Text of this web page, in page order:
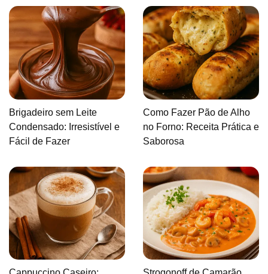
Brigadeiro sem Leite
Condensado: Irresistível e
Fácil de Fazer
Como Fazer Pão de Alho
no Forno: Receita Prática e
Saborosa